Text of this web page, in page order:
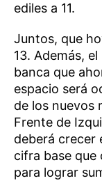
ediles a 11.
Juntos, que
13. Además,
banca que
espacio será
de los nuevos
Frente de
deberá crecer
cifra base que
para lograr